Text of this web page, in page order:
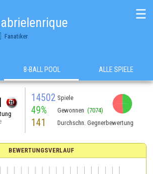
Fanatiker
☰
8-BALL POOL ALLE SPIELE
14502 Spiele
49% Gewonnen (7074)
141 Durchschn. Gegnerbewertung
BEWERTUNGSVERLAUF